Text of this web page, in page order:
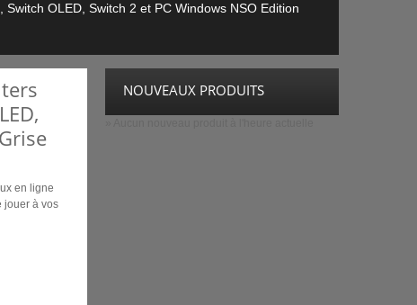
OLED, Switch 2 et PC Windows NSO Edition
en ligne
jouer à vos
NOUVEAUX PRODUITS